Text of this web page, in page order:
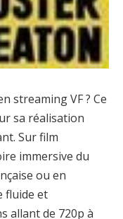
streaming VF ? Ce
sa réalisation
Sur film
immersive du
ou en
fluide et
allant de 720p à